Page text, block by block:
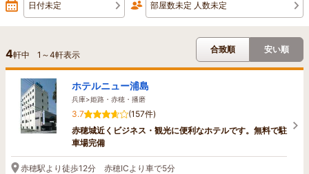
日付未定 部屋数未定 人数未定
4軒中 1 ～4軒表示
合致順 安い順
ホテルニュー浦島
兵庫>姫路・赤穂・播磨
3.7
(157件)
赤穂城近くビジネス・観光に便利なホテルです。無料で駐
車場完備
赤穂駅より徒歩12分 赤穂ICより車で5分